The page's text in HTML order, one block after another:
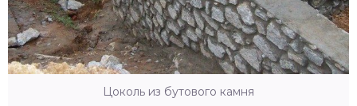
Цоколь из бутового камня